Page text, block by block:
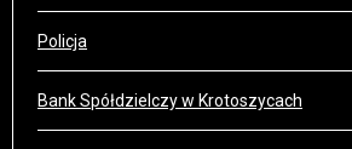
Policja
Bank Spółdzielczy w Krotoszycach